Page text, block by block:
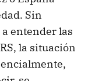
Sin
entender las
la situación